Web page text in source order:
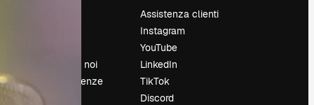
Lavora con noi
Cerca tendenze
Blog
Assistenza clienti
Instagram
YouTube
LinkedIn
TikTok
Discord